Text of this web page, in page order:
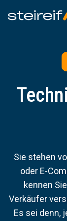
Sie stehen
oder E-
kennen
Verkäufer
Es sei denn,